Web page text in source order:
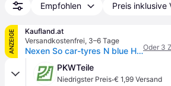
Empfohlen Preis inklusive
ANZEIGE
Kaufland.at
Versandkostenfrei, 3–6 Tage
Nexen So car-tyres N blue HD Plus ( 205/55 R17 95V XL 4PR )Oder 3
PKWTeile
Niedrigster Preis·€ 1,99 Versand